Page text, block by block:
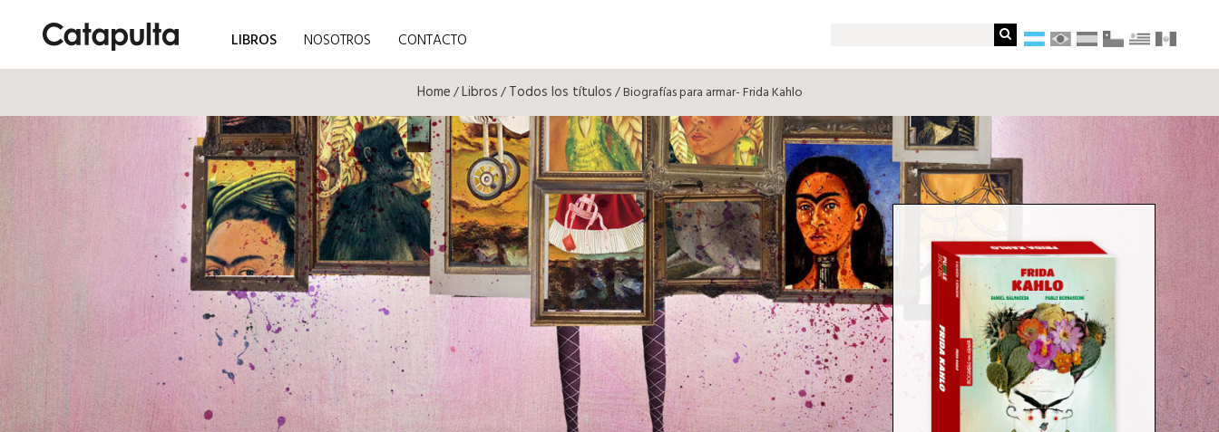
LIBROS NOSOTROS CONTACTO
Home/Libros/Todos los títulos/ Biografías para armar- Frida Kahlo